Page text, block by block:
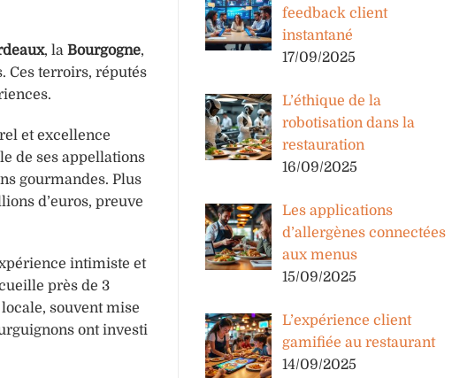
, la Bourgogne,
Ces terroirs, réputés
et excellence
de ses appellations
gourmandes. Plus
d’euros, preuve
intimiste et
près de 3
souvent mise
ont investi
feedback client
instantané
17/09/2025
L’éthique de la
robotisation dans la
restauration
16/09/2025
Les applications
d’allergènes connectées
aux menus
15/09/2025
L’expérience client
gamifiée au restaurant
14/09/2025